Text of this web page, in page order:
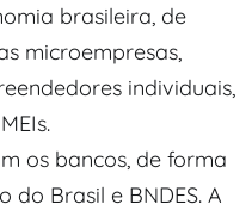
brasileira, de
microempresas,
individuais,
os bancos, de forma
do Brasil e BNDES. A